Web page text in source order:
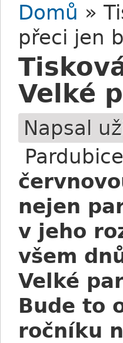
Jste zde
Domů »
přeci jen
Velké
Napsal
nejen
v jeho
všem
Velké
Bude to
ročníku